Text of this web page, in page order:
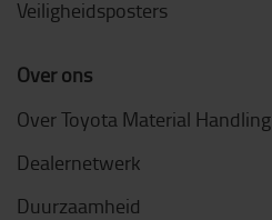
Veiligheidsposters
Over ons
Over Toyota Material Handling
Dealernetwerk
Duurzaamheid